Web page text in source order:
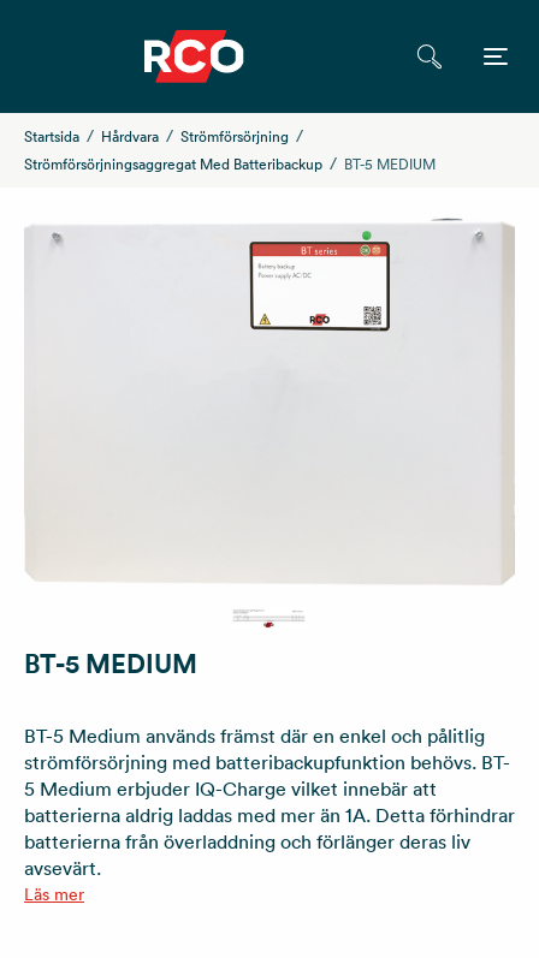
Startsida Hårdvara
Strömförsörjning
Strömförsörjningsaggregat Med Batteribackup
BT-5 MEDIUM
BT-5 MEDIUM
BT-5 Medium används främst där en enkel och pålitlig
strömförsörjning med batteribackupfunktion behövs. BT-
5 Medium erbjuder IQ-Charge vilket innebär att
batterierna aldrig laddas med mer än 1A. Detta förhindrar
batterierna från överladdning och förlänger deras liv
avsevärt.
Läs mer